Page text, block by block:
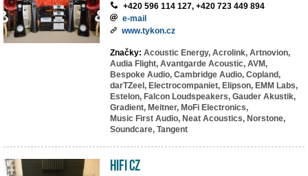
+420 596 114 127, +420 723 449 894
e-mail
www.tykon.cz
Značky: Acoustic Energy, Acrolink, Artnovion,
Audia Flight, Avantgarde Acoustic, AVM,
Bespoke Audio, Cambridge Audio, Copland,
darTZeel, Electrocompaniet, Elipson, EMM Labs,
Estelon, Falcon Loudspeakers, Gauder Akustik,
Gradient, Meitner, MoFi Electronics,
Music First Audio, Neat Acoustics, Norstone,
Soundcare, Tangent
HIFI CZ